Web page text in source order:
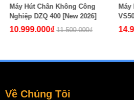
Máy Hút Chân Không Vòi Ngoài
VS500 [Chính Hãng, Giá Tốt]
14.999.000₫ 16.000.000₫
Về Chúng Tôi